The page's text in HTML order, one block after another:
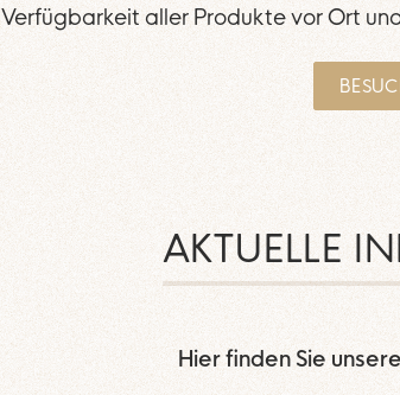
Verfügbarkeit aller Produkte vor Ort
AKTUELLE
Hier finden Sie